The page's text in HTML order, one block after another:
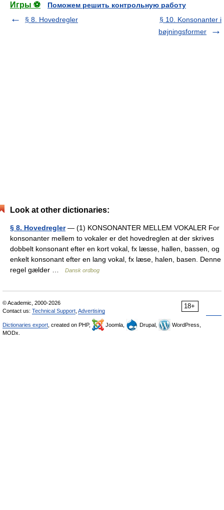
Игры ⚽
Поможем решить контрольную работу
§ 8. Hovedregler
§ 10. Konsonanter i
bøjningsformer
Look at other dictionaries:
§ 8. Hovedregler— (1) KONSONANTER MELLEM VOKALER For
konsonanter mellem to vokaler er det hovedreglen at der skrives
dobbelt konsonant efter en kort vokal, fx læsse, hallen, bassen, og
enkelt konsonant efter en lang vokal, fx læse, halen, basen. Denne
regel gælder …
Dansk ordbog
18+
© Academic, 2000-2026
Contact us: Technical Support Advertising
Dictionaries export , created on PHP, Joomla, Drupal,
WordPress,
MODx.